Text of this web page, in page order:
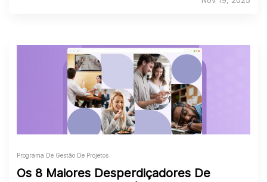
Programa De Gestão De Projetos
Os 8 Maiores Desperdiçadores De